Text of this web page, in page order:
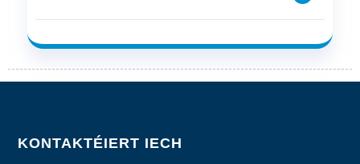
KONTAKTÉIERT IECH